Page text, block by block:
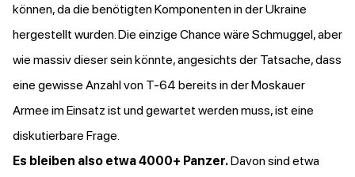
können, da die benötigten Komponenten in der Ukraine
hergestellt wurden. Die einzige Chance wäre Schmuggel, aber
wie massiv dieser sein könnte, angesichts der Tatsache, dass
eine gewisse Anzahl von T-64 bereits in der Moskauer
Armee im Einsatz ist und gewartet werden muss, ist eine
diskutierbare Frage.
Es bleiben also etwa 4000+ Panzer.Davon sind etwa